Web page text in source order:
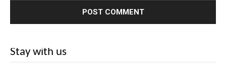
Stay with us